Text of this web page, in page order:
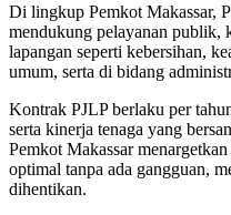
Di lingkup Pemkot Makassar,
mendukung pelayanan publik,
lapangan seperti kebersihan,
umum, serta di bidang
Kontrak PJLP berlaku per
serta kinerja tenaga yang
Pemkot Makassar
optimal tanpa ada gangguan,
dihentikan.